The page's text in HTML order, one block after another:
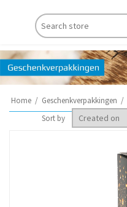
Home / Geschenkverpakkingen /
Sort by